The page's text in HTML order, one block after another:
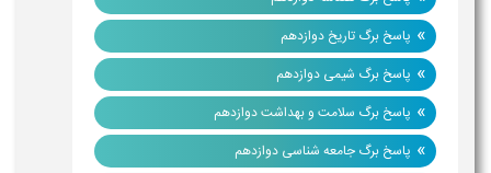
» پاسخ برگ تاریخ دوازدهم
» پاسخ برگ شیمی دوازدهم
» پاسخ برگ سلامت و بهداشت دوازدهم
» پاسخ برگ جامعه شناسی دوازدهم